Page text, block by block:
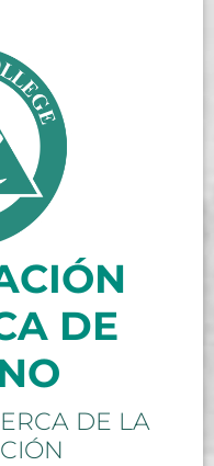
DE
DE LA